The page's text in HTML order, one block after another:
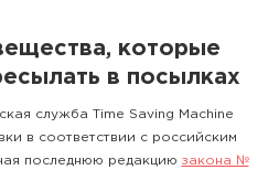
которые
в посылках
служба Time Saving Machine
в соответствии с российским
последнюю редакцию закона №